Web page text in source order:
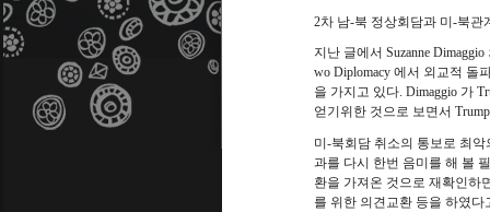
2차 남-북 정상회담과 미-북관
지난 글에서 Suzanne Dimaggio
wo Diplomacy 에서 외교적 돌
을 가지고 있다. Dimaggio 가
얻기위한 것으로 보면서
미 -북회담 취소의 통보로 최
과를 다시 한번 음미를 해 볼
환을 가져온 것으로 재확인하
를 위한 의견교환 등을 하였